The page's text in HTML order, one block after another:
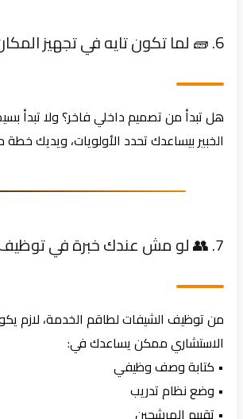
هل تبدأ من تصميم داخلي فاخر؟ ولا تبدأ بسيط
الخبير بيساعدك تحدد الأولويات، ويديك خطة
من توظيف الشيفات لطاقم الخدمة، لازم
الاستشاري ممكن يساعدك في:
• كتابة وصف وظيفي
• وضع نظام تدريب